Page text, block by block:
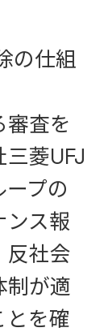
の仕組
審査を
菱UFJ
プの
ンス報
反社会
制が適
とを確